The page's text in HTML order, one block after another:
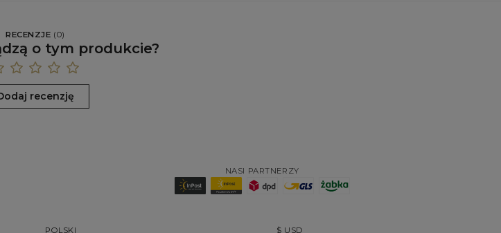
RECENZJE (0)
o tym produkcie?
recenzję
NASI PARTNERZY
POLSKI $ USD